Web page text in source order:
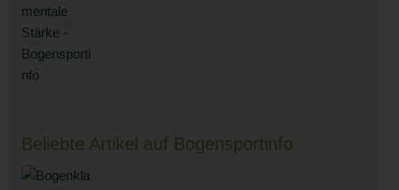
Beliebte Artikel auf Bogensportinfo